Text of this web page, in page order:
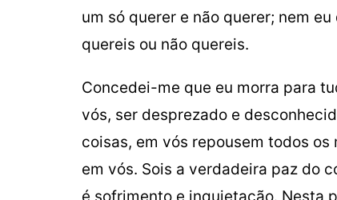
um só querer e não querer; nem
quereis ou não quereis.
Concedei-me que eu morra para
vós, ser desprezado e
coisas, em vós repousem todos
em vós. Sois a verdadeira paz do